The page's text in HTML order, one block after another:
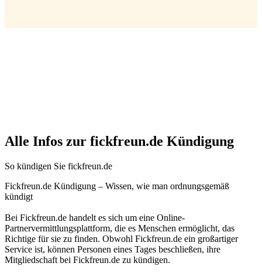
Alle Infos zur fickfreun.de Kündigung
So kündigen Sie fickfreun.de
Fickfreun.de Kündigung – Wissen, wie man ordnungsgemäß
kündigt
Bei Fickfreun.de handelt es sich um eine Online-
Partnervermittlungsplattform, die es Menschen ermöglicht, das
Richtige für sie zu finden. Obwohl Fickfreun.de ein großartiger
Service ist, können Personen eines Tages beschließen, ihre
Mitgliedschaft bei Fickfreun.de zu kündigen.